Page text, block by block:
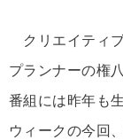
クリエイティ
プランナーの権
番組には昨年も
ウィークの今回